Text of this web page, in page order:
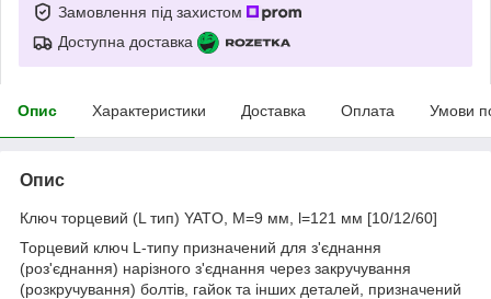
Замовлення під захистом
Доступна доставка
Опис Характеристики Доставка Оплата Умови
Опис
Ключ торцевий (L тип) YATO, М=9 мм, l=121 мм [10/12/60]
Торцевий ключ L-типу призначений для з'єднання
(роз'єднання) нарізного з'єднання через закручування
(розкручування) болтів, гайок та інших деталей, призначений